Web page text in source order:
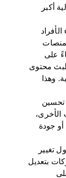
أكبر
على
محتوى
وهذا
تحسين
الأخرى،
أو جودة
تغيير
بتعديل